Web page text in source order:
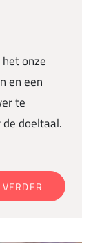
onze
en een
te
doeltaal.